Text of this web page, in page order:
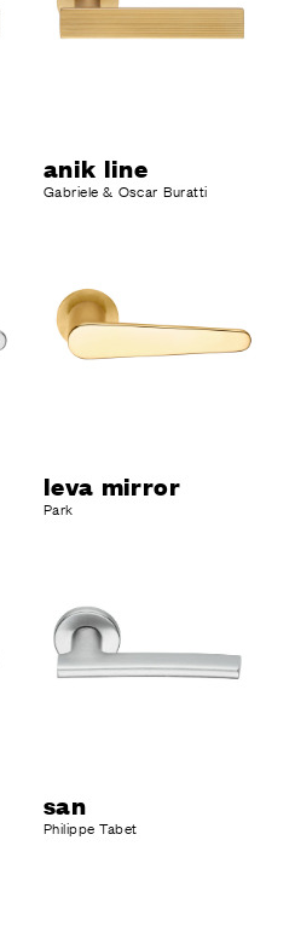
anik line
Gabriele & Oscar Buratti
leva mirror
Park
san
Philippe Tabet